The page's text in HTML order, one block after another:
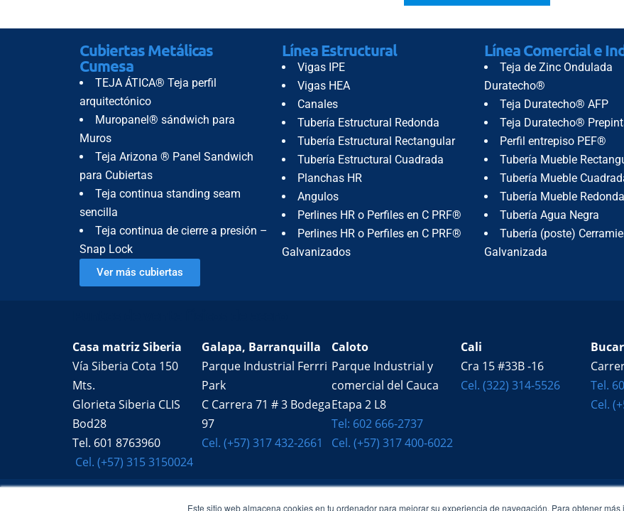
Este sitio web almacena cookies en tu ordenador para mejorar su experiencia de navegación. Para obtener
DURATECHO®
TEJA DURATECHO® AFP
TEJA DURATECHO® PREPINTADA
PERFIL ENTREPISO PEF®
TUBERÍA MUEBLE RECTANGULAR
TUBERÍA MUEBLE CUADRADA
TUBERÍA AGUA NEGRA
LÁMINA ALFAJOR
Cubiertas Metálicas
Cumesa
TEJA ÁTICA® Teja perfil
arquitectónico
Muropanel® sándwich para
Muros
Teja Arizona ® Panel Sandwich
para Cubiertas
Teja continua standing seam
sencilla
Teja continua de cierre a presión –
Snap Lock
Ver más cubiertas
Línea Estructural
Vigas IPE
Vigas HEA
Canales
Tubería Estructural Redonda
Tubería Estructural Rectangular
Tubería Estructural Cuadrada
Planchas HR
Angulos
Perlines HR o Perfiles en C PRF®
Perlines HR o Perfiles en C PRF®
Galvanizados
Línea Comercial e
Teja de Zinc Ondulada
Duratecho®
Teja Duratecho® AFP
Teja Duratecho®
Perfil entrepiso PEF®
Tubería Mueble
Tubería Mueble
Tubería Mueble Redonda
Tubería Agua Negra
Tubería (poste)
Galvanizada
Casa matriz Siberia
Vía Siberia Cota 150
Mts.
Glorieta Siberia CLIS
Bod28
Tel. 601 8763960
Cel. (+57) 315 3150024
Galapa, Barranquilla
Parque Industrial Ferrri
Park
C Carrera 71 # 3 Bodega
97
Cel. (+57) 317 432-2661
Caloto
Parque Industrial y
comercial del Cauca
Etapa 2 L8
Tel: 602 666-2737
Cel. (+57) 317 400-6022
Cali
Cra 15 #33B -16
Cel. (322) 314-5526
Tel.
Cel.
Llevamos más de 40 añosconstruyendo país con acero de calidad,